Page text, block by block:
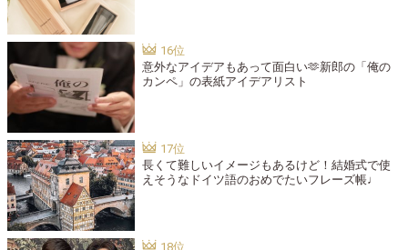
意外なアイデアもあって面白い🫶新郎の「俺の
カンペ」の表紙アイデアリスト
長くて難しいイメージもあるけど！結婚式で使
えそうなドイツ語のおめでたいフレーズ帳♩